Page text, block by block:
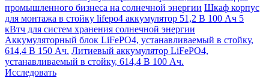
промышленного бизнеса на солнечной энергии Шкаф корпус
для монтажа в стойку lifepo4 аккумулятор 51,2 В 100 Ач 5
кВтч для систем хранения солнечной энергии
Аккумуляторный блок LiFePO4, устанавливаемый в стойку,
614,4 В 150 Ач. Литиевый аккумулятор LiFePO4,
устанавливаемый в стойку, 614,4 В 100 Ач.
Исследовать